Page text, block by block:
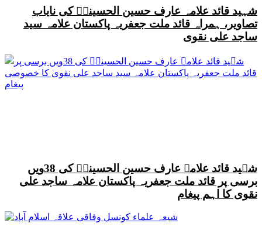
شہید قائد علامہ عارف حسین الحسینیؒ کی نایاب
تصاویر، ہمراہ قائد ملت جعفریہ پاکستان علامہ سید
ساجد علی نقوی
شہید قائد علامہ عارف حسین الحسینیؒ کی 38ویں
برسی پر قائد ملت جعفریہ پاکستان علامہ ساجد علی
نقوی کا اہم پیغام